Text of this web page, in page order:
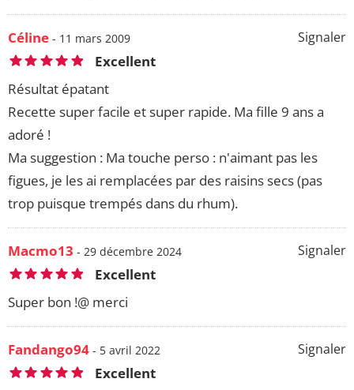
Signaler
Céline - 11 mars 2009
Excellent
Résultat épatant
Recette super facile et super rapide. Ma fille 9 ans a
adoré !
Ma suggestion : Ma touche perso : n'aimant pas les
figues, je les ai remplacées par des raisins secs (pas
trop puisque trempés dans du rhum).
Signaler
Macmo13 - 29 décembre 2024
Excellent
Super bon !@ merci
Signaler
Fandango94 - 5 avril 2022
Excellent